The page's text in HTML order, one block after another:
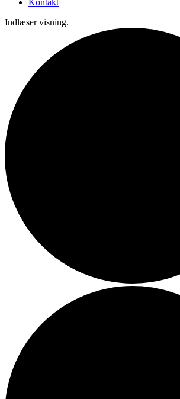
Indlæser visning.